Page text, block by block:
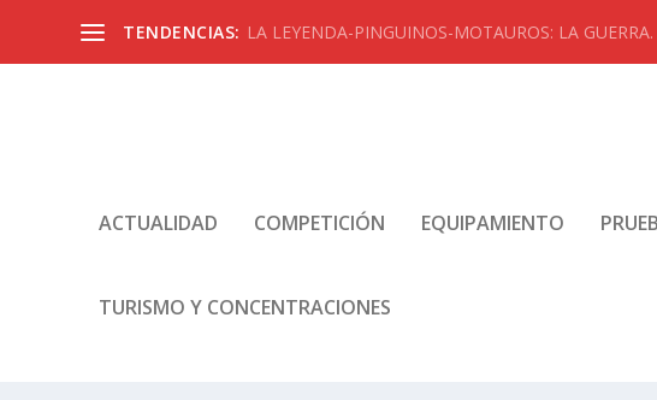
TENDENCIAS: LA LEYENDA-PINGUINOS-MOTAUROS: LA GUERRA.
ACTUALIDAD COMPETICIÓN EQUIPAMIENTO
TURISMO Y CONCENTRACIONES